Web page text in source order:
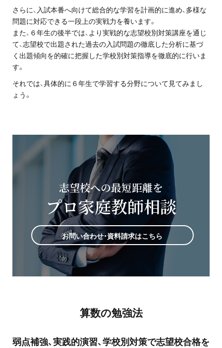
採用情報
インフォメーション
会社概要
免責事項・著作権等
プロ教師が届ける
公式LINE＠
受付:9:30～21:30(定休:日曜・祝日)
お問い合わせ・資料請求
さらに、入試本番へ向けて総合的な学習を計画的に進め、多様な
問題に対応できる一段上の実戦力を養います。
また、６年生の後半では、より実戦的な志望校別対策講座を通じ
て、志望校で出題された過去の入試問題の徹底した分析に基づ
く出題傾向を的確に把握した学校別対策指導を徹底的に行いま
す。
それでは、具体的に６年生で学習する分野について見てみまし
ょう。
志望校への最短距離を
プロ家庭教師相談
お問い合わせ・資料請求はこちら
算数の勉強法
弱点補強、実践的演習、学校別対策で志望校合格を